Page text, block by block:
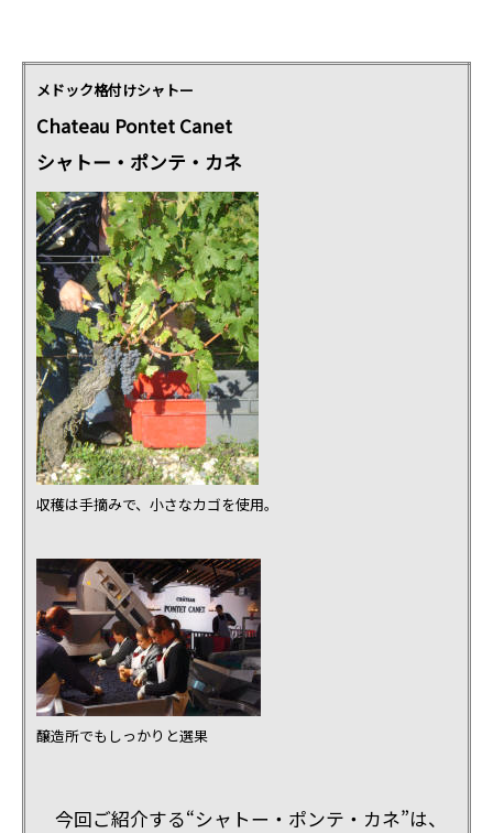
メドック格付けシャトー
Chateau Pontet Canet
シャトー・ポンテ・カネ
収穫は手摘みで、小さなカゴを使用。
醸造所でもしっかりと選果
今回ご紹介する“シャトー・ポンテ・カネ”は、